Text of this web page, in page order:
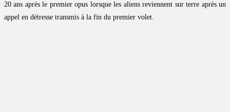
20 ans après le premier opus lorsque les aliens reviennent sur terre après un
appel en détresse transmis à la fin du premier volet.